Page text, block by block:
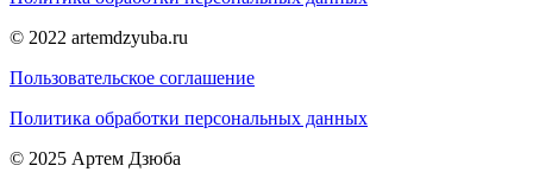
© 2022 artemdzyuba.ru
Пользовательское соглашение
Политика обработки персональных данных
© 2025 Артем Дзюба